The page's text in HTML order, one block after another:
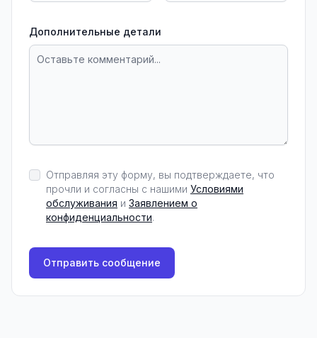
Дополнительные детали
Отправляя эту форму, вы подтверждаете, что
прочли и согласны с нашими Условиями
обслуживания и Заявлением о
конфиденциальности.
Отправить сообщение